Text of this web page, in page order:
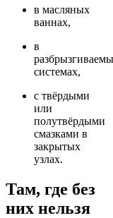
в масляных
ваннах,
в
системах,
с твёрдыми
или
полутвёрдыми
смазками в
закрытых
узлах.
Там, где без
них нельзя